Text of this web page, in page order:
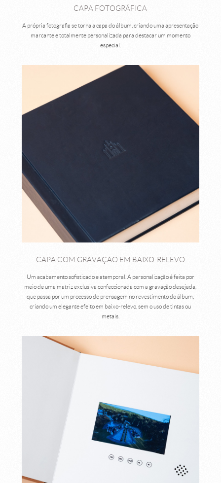
CAPA FOTOGRÁFICA
A própria fotografia se torna a capa do álbum, criando uma apresentação
marcante e totalmente personalizada para destacar um momento
especial.
CAPA COM GRAVAÇÃO EM BAIXO-RELEVO
Um acabamento sofisticado e atemporal. A personalização é feita por
meio de uma matriz exclusiva confeccionada com a gravação desejada,
que passa por um processo de prensagem no revestimento do álbum,
criando um elegante efeito em baixo-relevo, sem o uso de tintas ou
metais.